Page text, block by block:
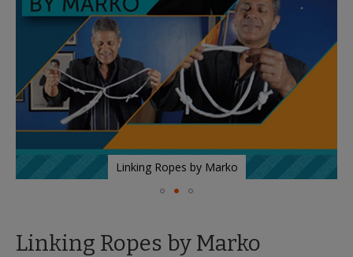
Linking Ropes by Marko
der
Linking Ropes by Marko